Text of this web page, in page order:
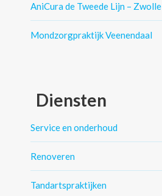
AniCura de Tweede Lijn – Zwolle
Mondzorgpraktijk Veenendaal
Diensten
Service en onderhoud
Renoveren
Tandartspraktijken